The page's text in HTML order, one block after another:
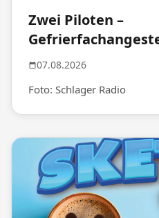
Zwei Piloten –
07.08.2026
Foto: Schlager Radio